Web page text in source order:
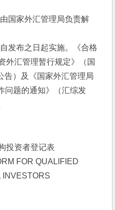
外汇管理局负责解
之日起实施。《合格
外汇管理暂行规定》（国
告）及《国家外汇管理局
问题的通知》（汇综发
投资者登记表
FOR QUALIFIED
INVESTORS